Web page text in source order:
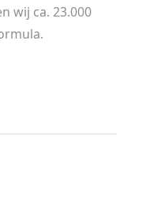
wij ca. 23.000